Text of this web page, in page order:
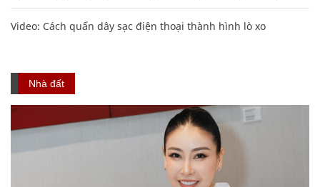
Video: Cách quấn dây sạc điện thoại thành hình lò xo
Nhà đất